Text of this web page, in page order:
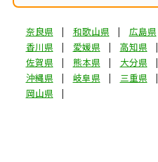
奈良県 和歌山県 広島県
香川県
愛媛県 高知県
佐賀県
熊本県 大分県
沖縄県
岐阜県 三重県
岡山県